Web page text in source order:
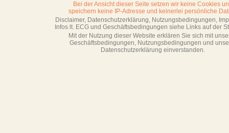
Bei der Ansicht dieser Seite setzen wir keine Cookies
speichern keine IP-Adresse und keinerlei persönliche
Disclaimer, Datenschutzerklärung, Nutzungsbedingungen,
Infos lt. ECG und Geschäftsbedingungen siehe Links auf der
Mit der Nutzung dieser Website erklären Sie sich mit
Geschäftsbedin­gungen, Nutzungsbedingungen und
Datenschutzerklärung einverstanden.